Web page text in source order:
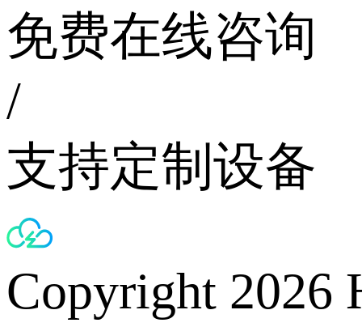
免费在线咨询
/
支持定制设备
Copyright 2026